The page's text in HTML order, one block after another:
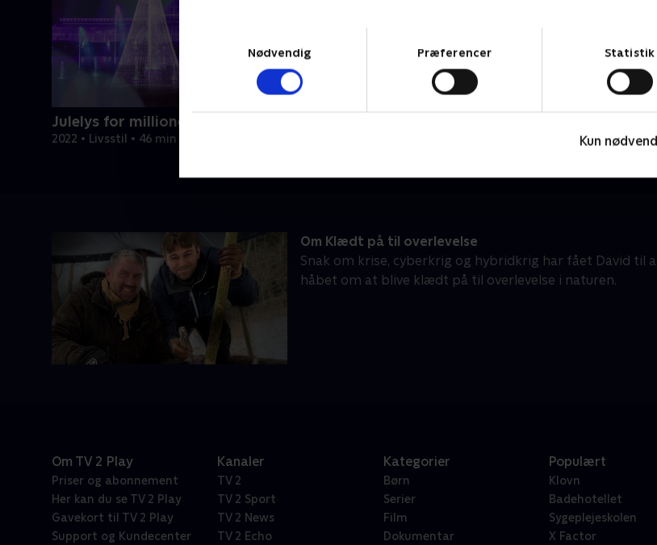
Nødvendig
Præferencer Statistik
Kun
Julelys for millioner
2022 • Livsstil • 46 min
Om Klædt på til overlevelse
Snak om krise, cyberkrig og hybridkrig har fået David til
håbet om at blive klædt på til overlevelse i naturen.
Om TV 2 Play
Priser og abonnement
Her kan du se TV 2 Play
Gavekort til TV 2 Play
Support og Kundecenter
Kanaler
TV 2
TV 2 Sport
TV 2 News
TV 2 Echo
Kategorier
Børn
Serier
Film
Dokumentar
Populært
Klovn
Badehotellet
Sygeplejeskolen
X Factor